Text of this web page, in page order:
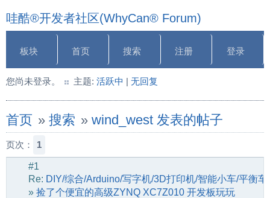
哇酷®开发者社区(WhyCan® Forum)
板块 首页 搜索 注册 登录
您尚未登录。 主题: 活跃中 | 无回复
首页 » 搜索 » wind_west 发表的帖子
页次： 1
#1
Re: DIY/综合/Arduino/写字机/3D打印机/智能小车/平衡
» 捡了个便宜的高级ZYNQ XC7Z010 开发板玩玩